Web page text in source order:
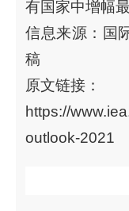
有国家中增幅最
信息来源：国
稿
原文链接：
https://
outlook-2021